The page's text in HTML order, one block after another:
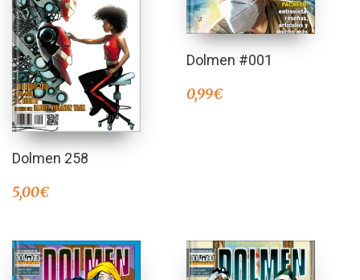
Dolmen 258
5,00€
Dolmen #001
0,99€